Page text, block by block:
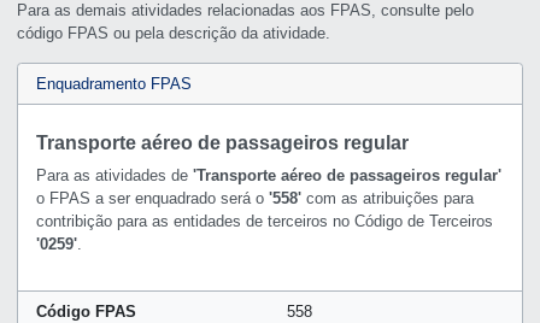
Para as demais atividades relacionadas aos FPAS, consulte pelo
código FPAS ou pela descrição da atividade.
Enquadramento FPAS
Transporte aéreo de passageiros regular
Para as atividades de 'Transporte aéreo de passageiros regular'
o FPAS a ser enquadrado será o '558'com as atribuições para
contribição para as entidades de terceiros no Código de Terceiros
'0259'.
Código FPAS
558